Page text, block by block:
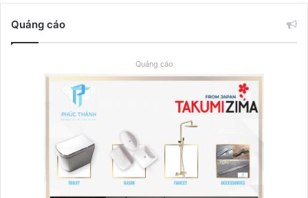
Quảng cáo
Quảng cáo